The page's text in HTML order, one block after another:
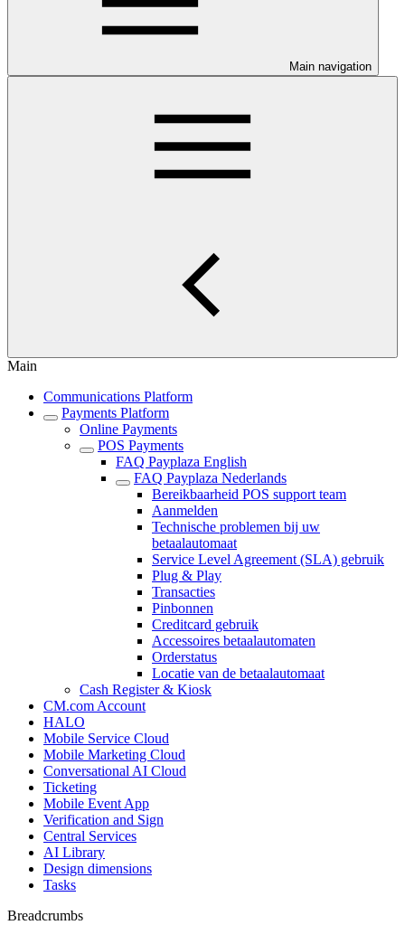
Main navigation
Main
Communications Platform
Payments Platform
Online Payments
POS Payments
FAQ Payplaza English
FAQ Payplaza Nederlands
Bereikbaarheid POS support team
Aanmelden
Technische problemen bij uw
betaalautomaat
Service Level Agreement (SLA) gebruik
Plug & Play
Transacties
Pinbonnen
Creditcard gebruik
Accessoires betaalautomaten
Orderstatus
Locatie van de betaalautomaat
Cash Register & Kiosk
CM.com Account
HALO
Mobile Service Cloud
Mobile Marketing Cloud
Conversational AI Cloud
Ticketing
Mobile Event App
Verification and Sign
Central Services
AI Library
Design dimensions
Tasks
Breadcrumbs